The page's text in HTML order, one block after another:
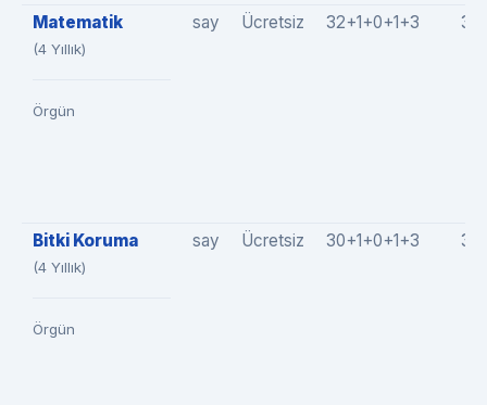
Matematik
(4 Yıllık)
Örgün
say Ücretsiz 32+1+0+1+3
Bitki Koruma
(4 Yıllık)
Örgün
say Ücretsiz 30+1+0+1+3